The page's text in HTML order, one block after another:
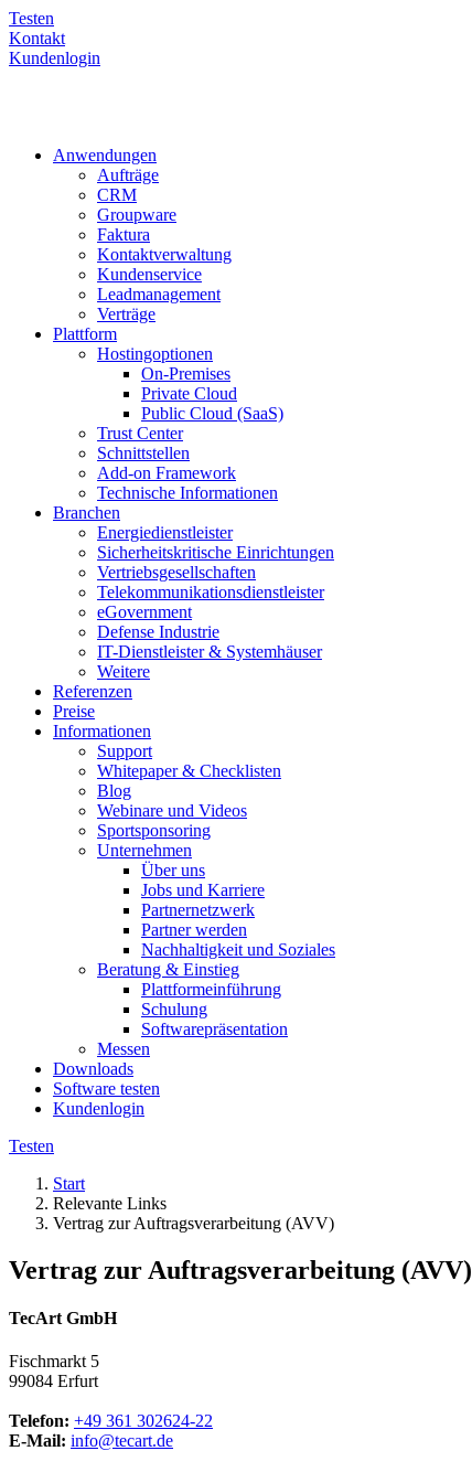
Testen
Kontakt
Kundenlogin
Anwendungen
Aufträge
CRM
Groupware
Faktura
Kontaktverwaltung
Kundenservice
Leadmanagement
Verträge
Plattform
Hostingoptionen
On-Premises
Private Cloud
Public Cloud (SaaS)
Trust Center
Schnittstellen
Add-on Framework
Technische Informationen
Branchen
Energiedienstleister
Sicherheitskritische Einrichtungen
Vertriebsgesellschaften
Telekommunikationsdienstleister
eGovernment
Defense Industrie
IT-Dienstleister & Systemhäuser
Weitere
Referenzen
Preise
Informationen
Support
Whitepaper & Checklisten
Blog
Webinare und Videos
Sportsponsoring
Unternehmen
Über uns
Jobs und Karriere
Partnernetzwerk
Partner werden
Nachhaltigkeit und Soziales
Beratung & Einstieg
Plattformeinführung
Schulung
Softwarepräsentation
Messen
Downloads
Software testen
Kundenlogin
Testen
Start
Relevante Links
Vertrag zur Auftragsverarbeitung (AVV)
Vertrag zur Auftragsverarbeitung (AVV)
TecArt GmbH
Fischmarkt 5
99084 Erfurt
Telefon: +49 361 302624-22
E-Mail: info@tecart.de